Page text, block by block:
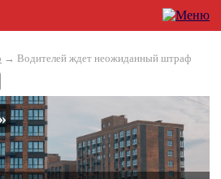
→ Водителей ждет неожиданный штраф